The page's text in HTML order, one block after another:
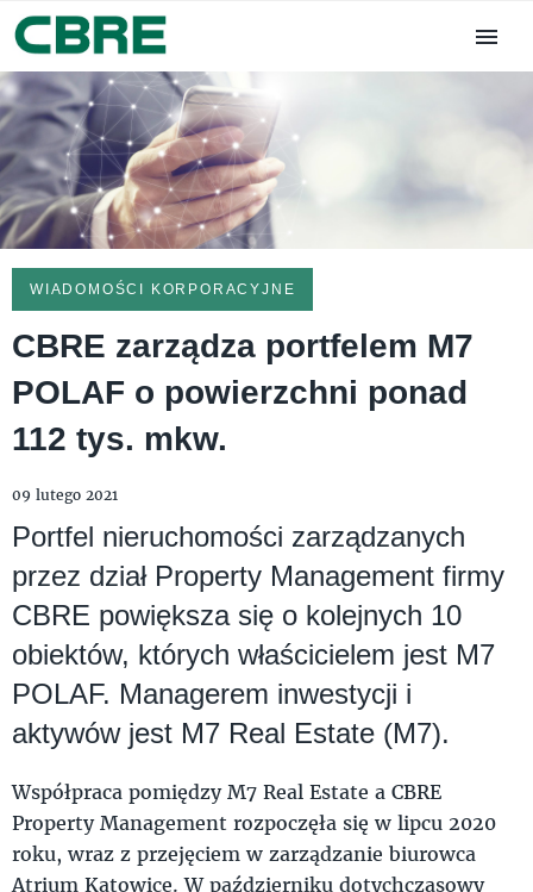
WIADOMOŚCI KORPORACYJNE
CBRE zarządza portfelem M7
POLAF o powierzchni ponad
112 tys. mkw.
09 lutego 2021
Portfel nieruchomości zarządzanych
przez dział Property Management firmy
CBRE powiększa się o kolejnych 10
obiektów, których właścicielem jest M7
POLAF. Managerem inwestycji i
aktywów jest M7 Real Estate (M7).
Współpraca pomiędzy M7 Real Estate a CBRE
Property Management rozpoczęła się w lipcu 2020
roku, wraz z przejęciem w zarządzanie biurowca
Atrium Katowice. W październiku dotychczasowy